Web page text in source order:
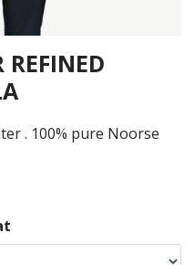
REFINED
. 100% pure Noorse